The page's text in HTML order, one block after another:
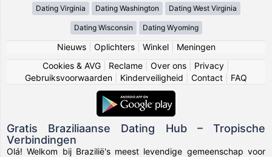
Dating Virginia Dating Washington Dating West Virginia
Dating Wisconsin Dating Wyoming
Nieuws| Oplichters| Winkel| Meningen
Cookies & AVG
Reclame Over ons Privacy
Gebruiksvoorwaarden
Kinderveiligheid Contact FAQ
Gratis Braziliaanse Dating Hub – Tropische
Verbindingen
Olá! Welkom bij Brazilië's meest levendige gemeenschap voor